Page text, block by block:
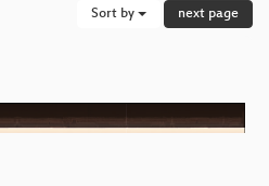
Sort by next page